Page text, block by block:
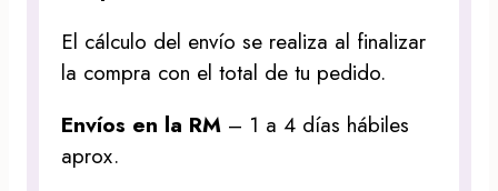
El cálculo del envío se realiza al finalizar
la compra con el total de tu pedido.
Envíos en la RM – 1 a 4 días hábiles
aprox.